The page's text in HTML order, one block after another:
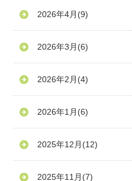
2026年4月 (9)
2026年3月 (6)
2026年2月 (4)
2026年1月 (6)
2025年12月 (12)
2025年11月 (7)